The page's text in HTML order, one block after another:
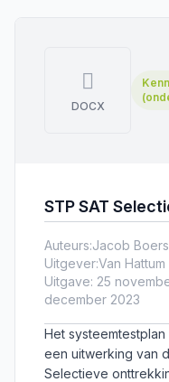
DOCX
STP SAT
Auteurs:Jacob
Uitgever:Van
Uitgave: 25
december 2023
Het
een uitwerking van
Selectieve